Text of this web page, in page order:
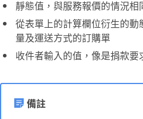
靜態值，與服務報價的情況相
從表單上的計算欄位衍生的
量及運送方式的訂購單
收件者輸入的值，像是捐款要
備註